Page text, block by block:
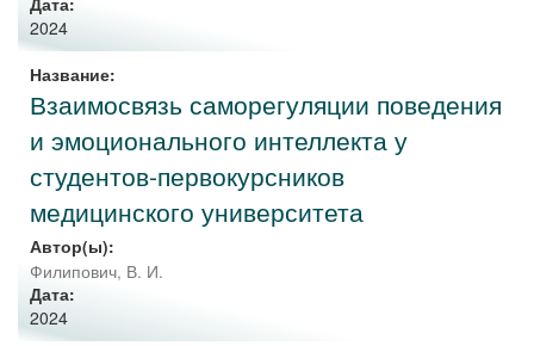
2024
Название:
Взаимосвязь саморегуляции поведения
и эмоционального интеллекта у
студентов-первокурсников
медицинского университета
Автор(ы):
Филипович, В. И.
Дата:
2024